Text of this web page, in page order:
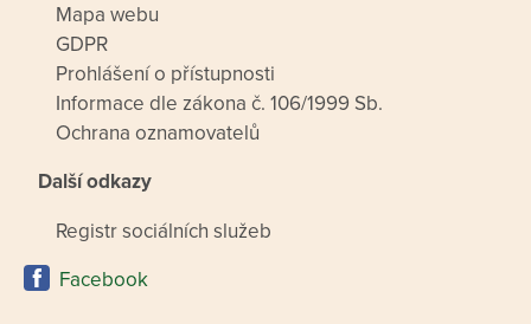
Mapa webu
GDPR
Prohlášení o přístupnosti
Informace dle zákona č. 106/1999 Sb.
Ochrana oznamovatelů
Další odkazy
Registr sociálních služeb
Facebook